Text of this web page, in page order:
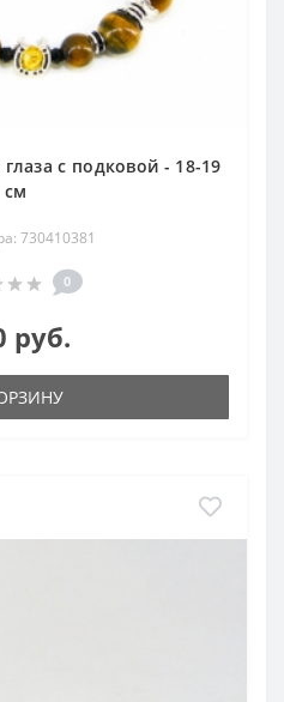
с подковой - 18-19
см
730410381
0
руб.